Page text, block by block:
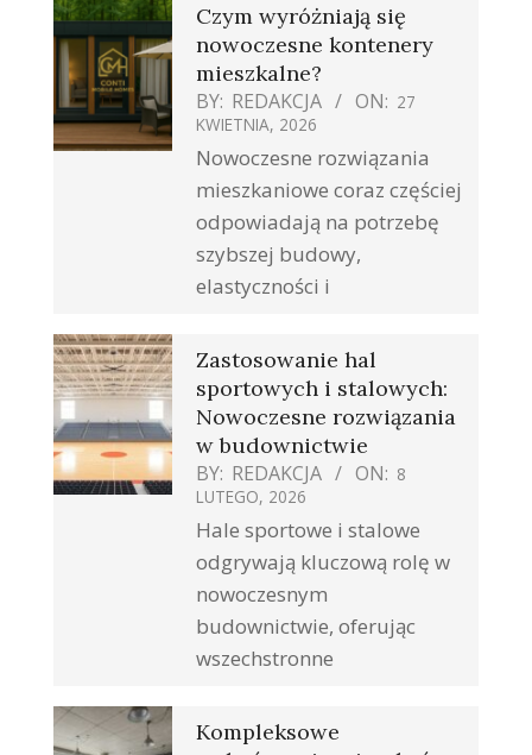
Czym wyróżniają się
nowoczesne kontenery
mieszkalne?
BY: REDAKCJA ON: 27
KWIETNIA, 2026
Nowoczesne rozwiązania
mieszkaniowe coraz częściej
odpowiadają na potrzebę
szybszej budowy,
elastyczności i
Zastosowanie hal
sportowych i stalowych:
Nowoczesne rozwiązania
w budownictwie
BY: REDAKCJA ON: 8
LUTEGO, 2026
Hale sportowe i stalowe
odgrywają kluczową rolę w
nowoczesnym
budownictwie, oferując
wszechstronne
Kompleksowe